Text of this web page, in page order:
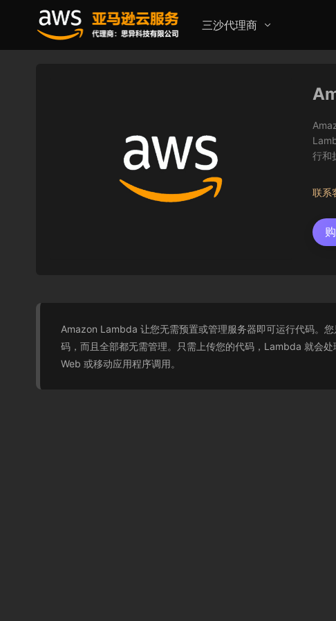
三沙代理商
行和
联系
Amazon Lambda 让您无需预置或管理服务器即可运行代码。
码，而且全部都无需管理。只需上传您的代码，Lambda 就会
Web 或移动应用程序调用。